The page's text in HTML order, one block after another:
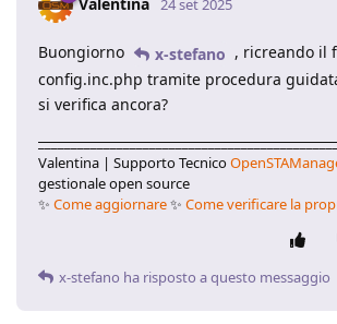
24 set 2025
Buongiorno x-stefano , ricreando il
config.inc.php tramite procedura
si verifica ancora?
Valentina | Supporto Tecnico
gestionale open source
✨ Come aggiornare✨ Come verificare la
x-stefano ha risposto a questo messaggio